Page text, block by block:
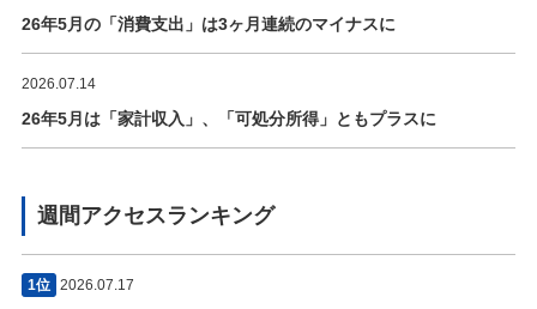
26年5月の「消費支出」は3ヶ月連続のマイナスに
2026.07.14
26年5月は「家計収入」、「可処分所得」ともプラスに
週間アクセスランキング
1位 2026.07.17